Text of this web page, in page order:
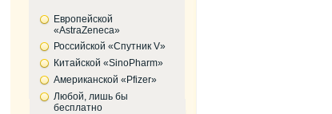
Европейской
«AstraZeneca»
Российской «Спутник V»
Китайской «SinoPharm»
Американской «Pfizer»
Любой, лишь бы
бесплатно